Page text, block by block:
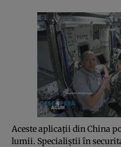
Aceste aplicaţii din China
lumii. Specialiştii în